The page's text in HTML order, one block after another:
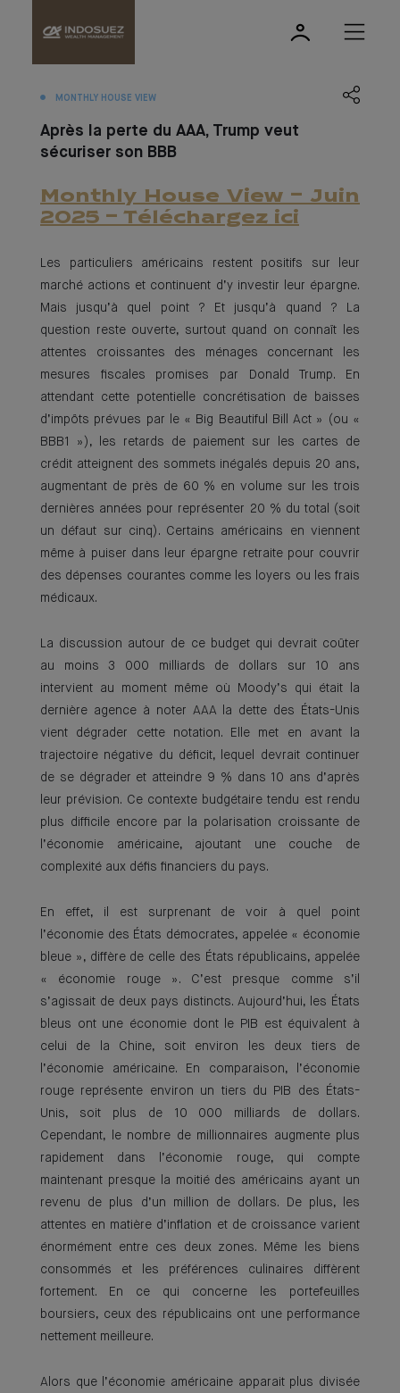
MONTHLY HOUSE VIEW
Après la perte du AAA, Trump veut
sécuriser son BBB
Monthly House View - Juin
2025 - Téléchargez ici
Les particuliers américains restent positifs sur leur
marché actions et continuent d’y investir leur épargne.
Mais jusqu’à quel point ? Et jusqu’à quand ? La
question reste ouverte, surtout quand on connaît les
attentes croissantes des ménages concernant les
mesures fiscales promises par Donald Trump. En
attendant cette potentielle concrétisation de baisses
d’impôts prévues par le « Big Beautiful Bill Act » (ou «
BBB1 »), les retards de paiement sur les cartes de
crédit atteignent des sommets inégalés depuis 20 ans,
augmentant de près de 60 % en volume sur les trois
dernières années pour représenter 20 % du total (soit
un défaut sur cinq). Certains américains en viennent
même à puiser dans leur épargne retraite pour couvrir
des dépenses courantes comme les loyers ou les frais
médicaux.
La discussion autour de ce budget qui devrait coûter
au moins 3 000 milliards de dollars sur 10 ans
intervient au moment même où Moody’s qui était la
dernière agence à noter AAA la dette des États-Unis
vient dégrader cette notation. Elle met en avant la
trajectoire négative du déficit, lequel devrait continuer
de se dégrader et atteindre 9 % dans 10 ans d’après
leur prévision. Ce contexte budgétaire tendu est rendu
plus difficile encore par la polarisation croissante de
l’économie américaine, ajoutant une couche de
complexité aux défis financiers du pays.
En effet, il est surprenant de voir à quel point
l’économie des États démocrates, appelée « économie
bleue », diffère de celle des États républicains, appelée
« économie rouge ». C’est presque comme s’il
s’agissait de deux pays distincts. Aujourd’hui, les États
bleus ont une économie dont le PIB est équivalent à
celui de la Chine, soit environ les deux tiers de
l’économie américaine. En comparaison, l’économie
rouge représente environ un tiers du PIB des États-
Unis, soit plus de 10 000 milliards de dollars.
Cependant, le nombre de millionnaires augmente plus
rapidement dans l’économie rouge, qui compte
maintenant presque la moitié des américains ayant un
revenu de plus d’un million de dollars. De plus, les
attentes en matière d’inflation et de croissance varient
énormément entre ces deux zones. Même les biens
consommés et les préférences culinaires diffèrent
fortement. En ce qui concerne les portefeuilles
boursiers, ceux des républicains ont une performance
nettement meilleure.
Alors que l’économie américaine apparait plus divisée